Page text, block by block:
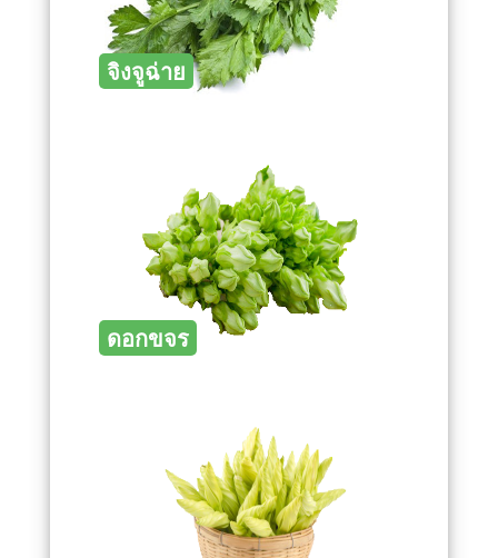
จิงจูฉ่าย
ดอกขจร